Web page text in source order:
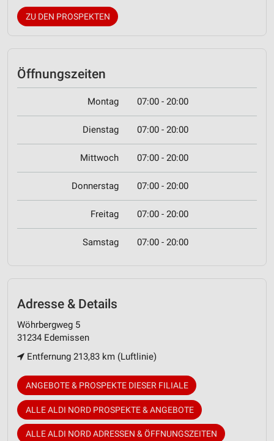
ZU DEN PROSPEKTEN
Öffnungszeiten
Montag 07:00 - 20:00
Dienstag 07:00 - 20:00
Mittwoch 07:00 - 20:00
Donnerstag 07:00 - 20:00
Freitag 07:00 - 20:00
Samstag 07:00 - 20:00
Adresse & Details
Wöhrbergweg 5
31234 Edemissen
Entfernung 213,83 km (Luftlinie)
ANGEBOTE & PROSPEKTE DIESER FILIALE
ALLE ALDI NORD PROSPEKTE & ANGEBOTE
ALLE ALDI NORD ADRESSEN & ÖFFNUNGSZEITEN